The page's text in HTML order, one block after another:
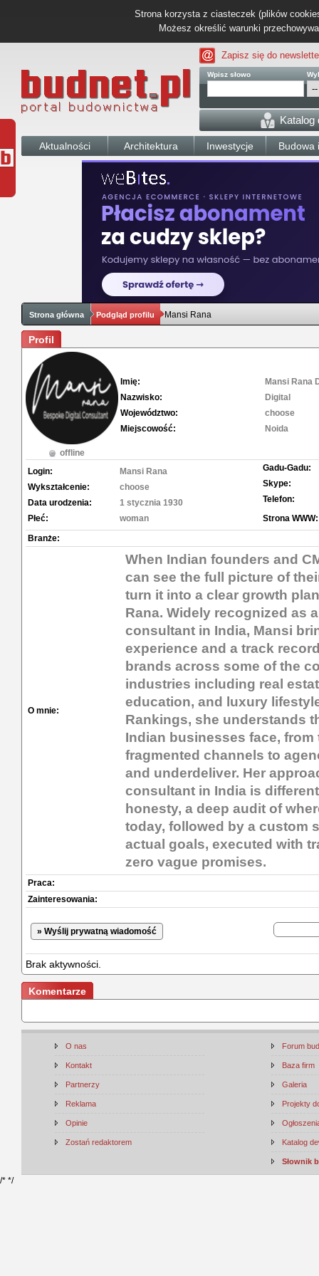
Strona korzysta z ciasteczek (plików
Możesz określić warunki
Zapisz się do
Wpisz słowo
Katalog
Aktualności Architektura Inwestycje Budowa
Strona główna Podgląd profilu Mansi Rana
Profil
offline
Imię:
Mansi Rana
Nazwisko:
Digital
Województwo:
choose
Miejscowość:
Noida
Login:
Mansi Rana
Wykształcenie:
choose
Data urodzenia:
1 stycznia 1930
Płeć:
woman
Gadu-Gadu:
Skype:
Telefon:
Strona WWW:
Branże:
O mnie:
When Indian founders and
can see the full picture of
turn it into a clear growth
Rana. Widely recognized as
consultant in India, Mansi
experience and a track
brands across some of the
industries including real
education, and luxury
Rankings, she understands
Indian businesses face,
fragmented channels to
and underdeliver. Her
consultant in India is
honesty, a deep audit of
today, followed by a custom
actual goals, executed with
zero vague promises.
Praca:
Zainteresowania:
» Wyślij prywatną wiadomość
Brak aktywności.
Komentarze
O nas
Kontakt
Partnerzy
Reklama
Opinie
Zostań redaktorem
Forum
Baza firm
Galeria
Projekty
Katalog
Słownik
/* */